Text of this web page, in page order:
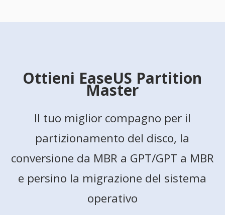
Ottieni EaseUS Partition
Master
Il tuo miglior compagno per il
partizionamento del disco, la
conversione da MBR a GPT/GPT a MBR
e persino la migrazione del sistema
operativo